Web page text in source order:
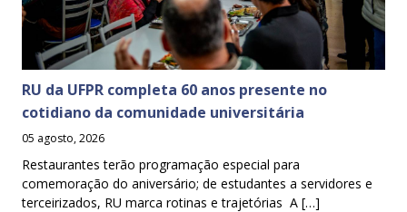
RU da UFPR completa 60 anos presente no
cotidiano da comunidade universitária
05 agosto, 2026
Restaurantes terão programação especial para
comemoração do aniversário; de estudantes a servidores e
terceirizados, RU marca rotinas e trajetórias A […]